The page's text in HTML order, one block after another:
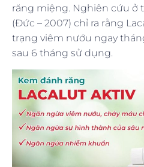
răng miệng. Nghiên cứu ở
(Đức – 2007) chỉ ra rằng
trạng viêm nướu ngay
sau 6 tháng sử dụng.